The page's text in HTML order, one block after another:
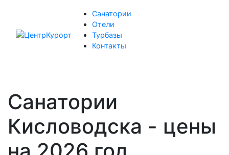
Санатории
Отели
Турбазы
Контакты
Санатории
Кисловодска - цены